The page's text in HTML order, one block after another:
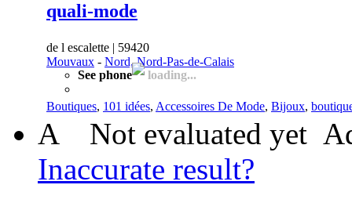
quali-mode
de l escalette | 59420
Mouvaux - Nord, Nord-Pas-de-Calais
See phone
loading...
Boutiques, 101 idées, Accessoires De Mode, Bijoux,
A Not evaluated yet
Inaccurate result?